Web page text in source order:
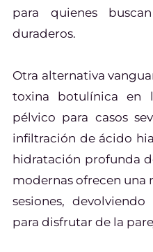
para quienes
duraderos.
Otra alternativa
toxina botulínica en
pélvico para casos
infiltración de ácido
hidratación profunda
modernas ofrecen una
sesiones,
para disfrutar de la